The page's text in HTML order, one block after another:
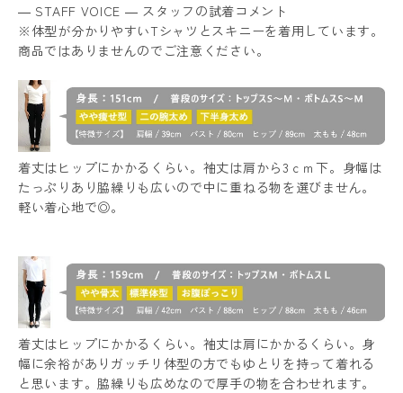
― STAFF VOICE ― スタッフの試着コメント
※体型が分かりやすいTシャツとスキニーを着用しています。
商品ではありませんのでご注意ください。
着丈はヒップにかかるくらい。袖丈は肩から3ｃｍ下。身幅は
たっぷりあり脇繰りも広いので中に重ねる物を選びません。
軽い着心地で◎。
着丈はヒップにかかるくらい。袖丈は肩にかかるくらい。身
幅に余裕がありガッチリ体型の方でもゆとりを持って着れる
と思います。脇繰りも広めなので厚手の物を合わせれます。